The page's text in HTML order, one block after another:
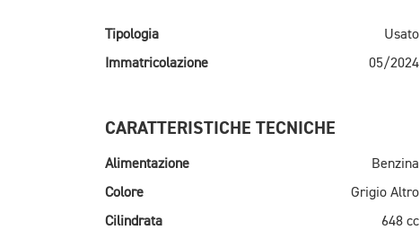
Tipologia Usato
Immatricolazione
05/2024
CARATTERISTICHE TECNICHE
Alimentazione Benzina
Colore
Grigio Altro
Cilindrata
648 cc